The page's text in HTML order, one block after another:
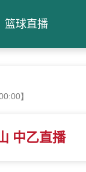
篮球直播
】
中乙直播